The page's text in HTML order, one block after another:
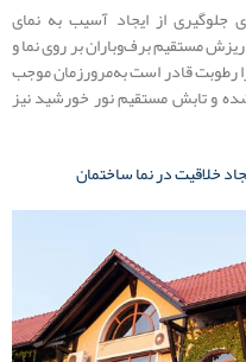
جلوگیری از ایجاد آسیب به نمای
مستقیم برف‌وباران بر روی نما و
رطوبت قادر است به‌مرورزمان موجب
و تابش مستقیم نور خورشید نیز
خلاقیت در نما ساختمان